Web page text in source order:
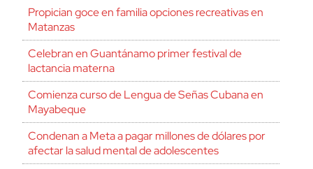
Propician goce en familia opciones recreativas en
Matanzas
Celebran en Guantánamo primer festival de
lactancia materna
Comienza curso de Lengua de Señas Cubana en
Mayabeque
Condenan a Meta a pagar millones de dólares por
afectar la salud mental de adolescentes